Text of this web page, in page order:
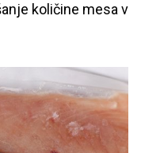
količine mesa v